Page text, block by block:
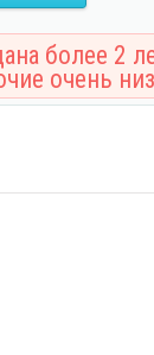
более 2
очень